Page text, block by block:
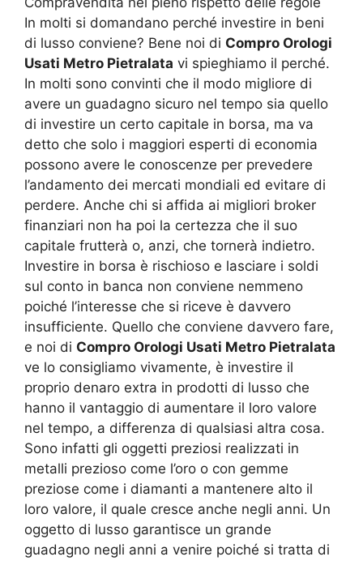
In molti si domandano perché investire in beni
di lusso conviene? Bene noi di Compro Orologi
Usati Metro Pietralata vi spieghiamo il perché.
In molti sono convinti che il modo migliore di
avere un guadagno sicuro nel tempo sia quello
di investire un certo capitale in borsa, ma va
detto che solo i maggiori esperti di economia
possono avere le conoscenze per prevedere
l’andamento dei mercati mondiali ed evitare di
perdere. Anche chi si affida ai migliori broker
finanziari non ha poi la certezza che il suo
capitale frutterà o, anzi, che tornerà indietro.
Investire in borsa è rischioso e lasciare i soldi
sul conto in banca non conviene nemmeno
poiché l’interesse che si riceve è davvero
insufficiente. Quello che conviene davvero fare,
e noi di Compro Orologi Usati Metro Pietralata
ve lo consigliamo vivamente, è investire il
proprio denaro extra in prodotti di lusso che
hanno il vantaggio di aumentare il loro valore
nel tempo, a differenza di qualsiasi altra cosa.
Sono infatti gli oggetti preziosi realizzati in
metalli prezioso come l’oro o con gemme
preziose come i diamanti a mantenere alto il
loro valore, il quale cresce anche negli anni. Un
oggetto di lusso garantisce un grande
guadagno negli anni a venire poiché si tratta di